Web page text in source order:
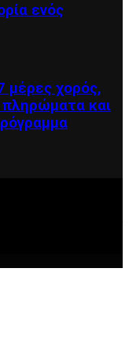
ενός
μέρες χορός,
και